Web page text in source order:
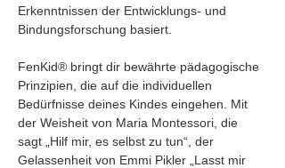
Erkenntnissen der Entwicklungs- und
Bindungsforschung basiert.
FenKid® bringt dir bewährte pädagogische
Prinzipien, die auf die individuellen
Bedürfnisse deines Kindes eingehen. Mit
der Weisheit von Maria Montessori, die
sagt „Hilf mir, es selbst zu tun“, der
Gelassenheit von Emmi Pikler „Lasst mir